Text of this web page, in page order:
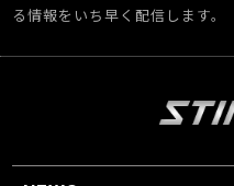
る情報をいち早く配信します。